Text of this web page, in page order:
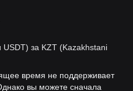
за KZT (Kazakhstani
время не поддерживает
вы можете сначала